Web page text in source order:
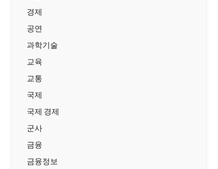
경제
공연
과학기술
교육
교통
국제
국제 경제
군사
금융
금융정보